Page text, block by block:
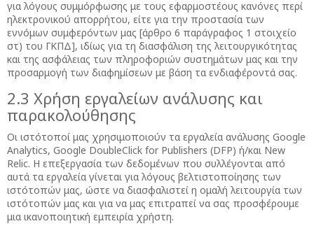
για λόγους συμμόρφωσης με τους εφαρμοστέους κανόνες περί
ηλεκτρονικού απορρήτου, είτε για την προστασία των
εννόμων συμφερόντων μας [άρθρο 6 παράγραφος 1 στοιχείο
στ) του ΓΚΠΔ], ιδίως για τη διασφάλιση της λειτουργικότητας
και της ασφάλειας των πληροφοριών συστημάτων μας και την
προσαρμογή των διαφημίσεων με βάση τα ενδιαφέροντά σας.
2.3 Χρήση εργαλείων ανάλυσης και
παρακολούθησης
Οι ιστότοποί μας χρησιμοποιούν τα εργαλεία ανάλυσης Google
Analytics, Google DoubleClick for Publishers (DFP) ή/και New
Relic. Η επεξεργασία των δεδομένων που συλλέγονται από
αυτά τα εργαλεία γίνεται για λόγους βελτιστοποίησης των
ιστότοπών μας, ώστε να διασφαλιστεί η ομαλή λειτουργία των
ιστότοπών μας και για να μας επιτραπεί να σας προσφέρουμε
μια ικανοποιητική εμπειρία χρήστη.